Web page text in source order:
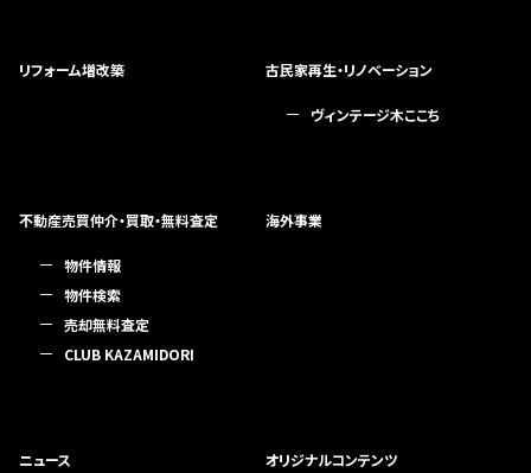
リフォーム増改築 古民家再生・リノベーション
ヴィンテージ木ここち
不動産売買仲介・買取・無料査定
物件情報
物件検索
売却無料査定
CLUB KAZAMIDORI
海外事業
ニュース オリジナルコンテンツ